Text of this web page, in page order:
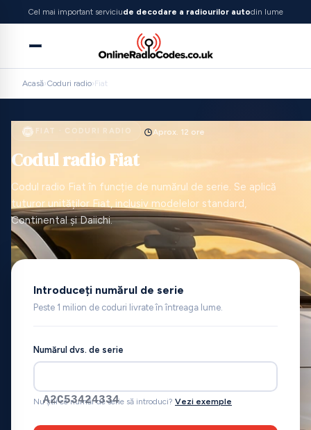
Cel mai important serviciude decodare a radiourilor autodin lume
Acasă›Coduri radio›Fiat
FIAT · CODURI RADIO Aprox. 12 ore
Codul radio Fiat
Codul radio Fiat în funcție de numărul de serie. Se aplică
tuturor unităților Fiat, inclusiv modelelor standard,
Continental și Daiichi.
Introduceți numărul de serie
Peste 1 milion de coduri livrate în întreaga lume.
Numărul dvs. de serie
A2C53424334
Nu știi ce număr de serie să introduci? Vezi exemple